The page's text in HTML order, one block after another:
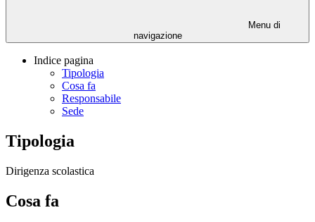
Menu di
navigazione
Indice pagina
Tipologia
Cosa fa
Responsabile
Sede
Tipologia
Dirigenza scolastica
Cosa fa